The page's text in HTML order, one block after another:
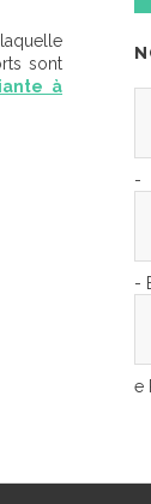
sont
à
-
-
e